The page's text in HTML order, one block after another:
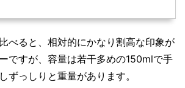
べると、相対的にかなり割高な印象が
ですが、容量は若干多めの150mlで手
ずっしりと重量があります。